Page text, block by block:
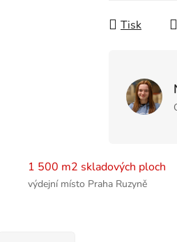
Tisk
1 500 m2 skladových ploch
výdejní místo Praha Ruzyně